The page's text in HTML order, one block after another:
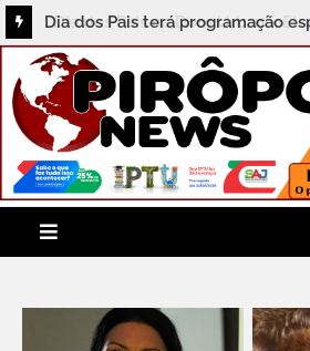
Dia dos Pais terá programação
Feijoada Histórica no Grupo
Hotéis